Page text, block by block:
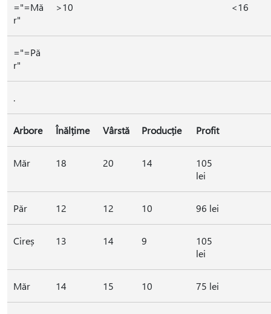
="=Mă
r"
>10 <16
="=Pă
r"
.
Arbore Înălțime Vârstă Producție Profit
Măr 18 20 14
105
lei
Păr 12 12 10 96 lei
Cireș 13 14 9
105
lei
Măr 14 15 10 75 lei